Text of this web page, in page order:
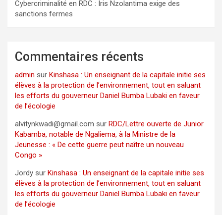
Cybercriminalité en RDC : Iris Nzolantima exige des
sanctions fermes
Commentaires récents
admin sur Kinshasa : Un enseignant de la capitale initie ses
élèves à la protection de l’environnement, tout en saluant
les efforts du gouverneur Daniel Bumba Lubaki en faveur
de l’écologie
alvitynkwadi@gmail.com sur RDC/Lettre ouverte de Junior
Kabamba, notable de Ngaliema, à la Ministre de la
Jeunesse : « De cette guerre peut naître un nouveau
Congo »
Jordy sur Kinshasa : Un enseignant de la capitale initie ses
élèves à la protection de l’environnement, tout en saluant
les efforts du gouverneur Daniel Bumba Lubaki en faveur
de l’écologie